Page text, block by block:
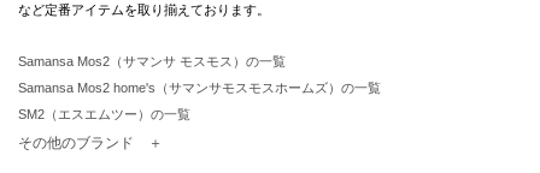
など定番アイテムを取り揃えております。
Samansa Mos2（サマンサ モスモス）の一覧
Samansa Mos2 home's（サマンサモスモスホームズ）の一覧
SM2（エスエムツー）の一覧
TSUHARU by Samansa Mos2（ツハルバイサマンサモスモス）の一覧
その他のブランド ＋